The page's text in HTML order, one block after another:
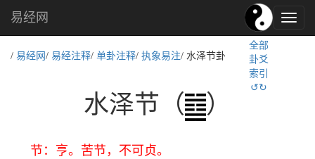
易
经
易经网
全部
卦爻
索引
↺↻
/ 易经网 / 易经注释/ 单卦注释/ 执象易注/ 水泽节卦
水泽节（ ）
节：亨。苦节，不可贞。